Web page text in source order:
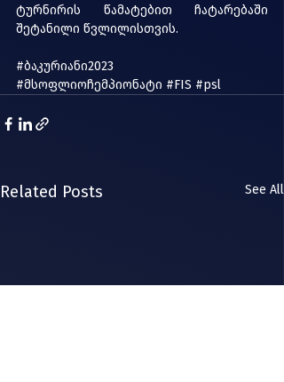
ტურნირის წამატებით ჩატარებაში
შეტანილი წვლილისთვის.
#ბაკურიანი2023
#მსოფლიოჩემპიონატი #FIS #psl
Related Posts See All